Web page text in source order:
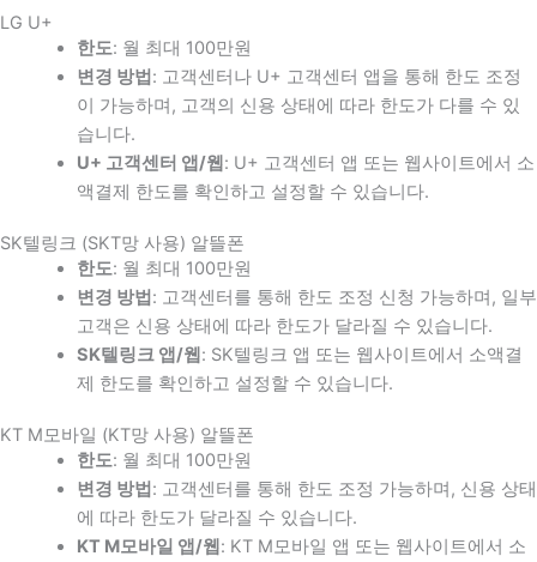
LG U+
한도: 월 최대 100만원
변경 방법 : 고객센터나 U+ 고객센터 앱을 통해 한도 조정
이 가능하며, 고객의 신용 상태에 따라 한도가 다를 수 있
습니다.
U+ 고객센터 앱/웹 : U+ 고객센터 앱 또는 웹사이트에서 소
액결제 한도를 확인하고 설정할 수 있습니다.
SK텔링크 (SKT망 사용) 알뜰폰
한도: 월 최대 100만원
변경 방법 : 고객센터를 통해 한도 조정 신청 가능하며, 일부
고객은 신용 상태에 따라 한도가 달라질 수 있습니다.
SK텔링크 앱/웹 : SK텔링크 앱 또는 웹사이트에서 소액결
제 한도를 확인하고 설정할 수 있습니다.
KT M모바일 (KT망 사용) 알뜰폰
한도: 월 최대 100만원
변경 방법 : 고객센터를 통해 한도 조정 가능하며, 신용 상태
에 따라 한도가 달라질 수 있습니다.
KT M모바일 앱/웹 : KT M모바일 앱 또는 웹사이트에서 소